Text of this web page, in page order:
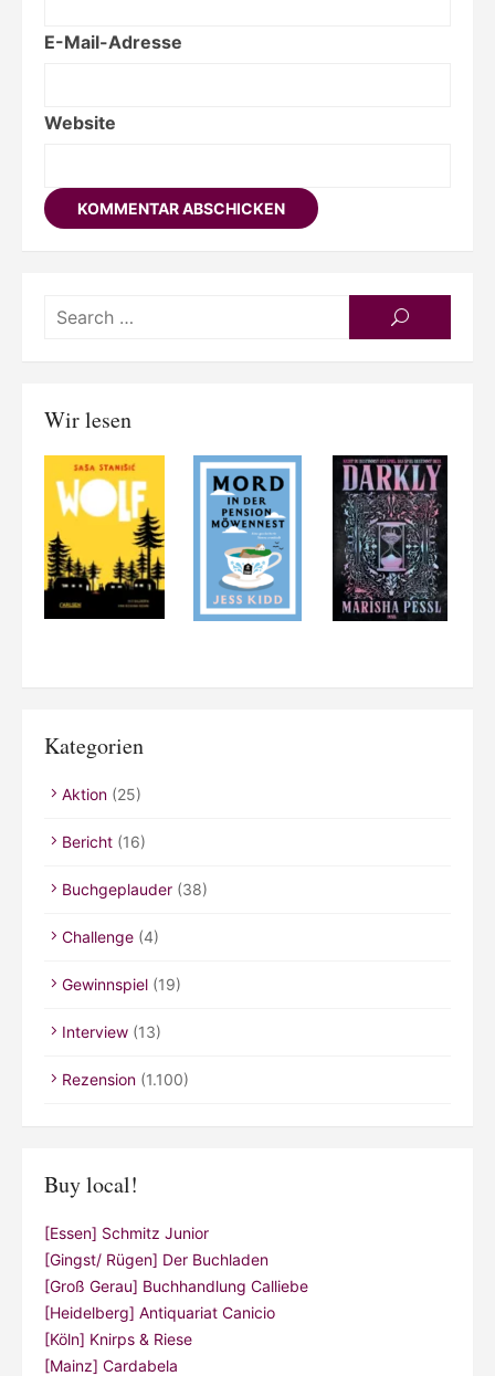
E-Mail-Adresse
Website
SEARCH
Wir lesen
Kategorien
Aktion (25)
Bericht (16)
Buchgeplauder (38)
Challenge (4)
Gewinnspiel (19)
Interview (13)
Rezension (1.100)
Buy local!
[Essen] Schmitz Junior
[Gingst/ Rügen] Der Buchladen
[Groß Gerau] Buchhandlung Calliebe
[Heidelberg] Antiquariat Canicio
[Köln] Knirps & Riese
[Mainz] Cardabela